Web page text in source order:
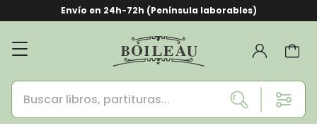
Envío en 24h-72h (Península laborables)